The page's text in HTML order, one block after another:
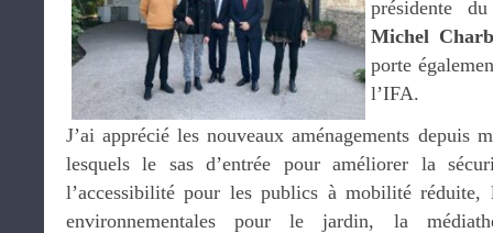
présidente
Michel
porte
l’IFA.
J’ai apprécié les nouveaux aménagements depuis
lesquels le sas d’entrée pour améliorer la
l’accessibilité pour les publics à mobilité réduite,
environnementales pour le jardin, la